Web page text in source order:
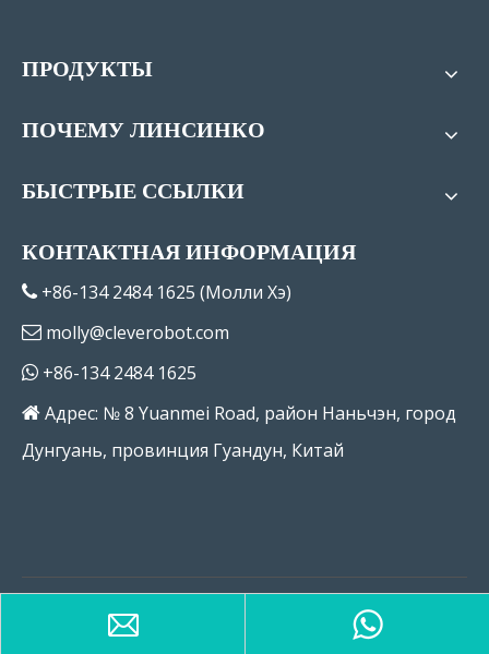
ПРОДУКТЫ
ПОЧЕМУ ЛИНСИНКО
БЫСТРЫЕ ССЫЛКИ
КОНТАКТНАЯ ИНФОРМАЦИЯ
 +86-134 2484 1625 (Молли Хэ)
 molly@cleverobot.com
 +86-134 2484 1625
 Адрес: № 8 Yuanmei Road, район Наньчэн, город
Дунгуань, провинция Гуандун, Китай